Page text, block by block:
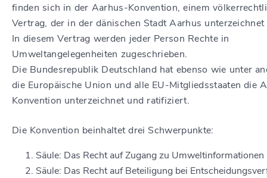
finden sich in der Aarhus-Konvention, einem
Vertrag, der in der dänischen Stadt Aarhus
In diesem Vertrag werden jeder Person Rechte in
Umweltangelegenheiten zugeschrieben.
Die Bundesrepublik Deutschland hat ebenso wie unter
die Europäische Union und alle EU-Mitgliedsstaaten die
Konvention unterzeichnet und ratifiziert.
Die Konvention beinhaltet drei Schwerpunkte:
Säule: Das Recht auf Zugang zu Umweltinformationen
Säule: Das Recht auf Beteiligung bei